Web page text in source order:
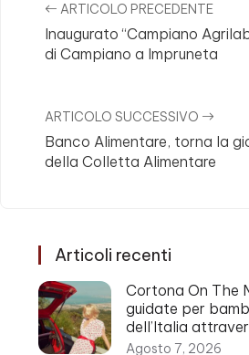
ARTICOLO PRECEDENTE
Inaugurato “Campiano
di Campiano a Impruneta
ARTICOLO SUCCESSIVO
Banco Alimentare, torna la
della Colletta Alimentare
Articoli recenti
Cortona On The
guidate per
dell’Italia
Agosto 7, 2026